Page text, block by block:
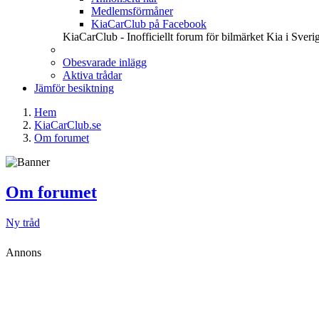
Medlemsförmåner
KiaCarClub på Facebook
KiaCarClub - Inofficiellt forum för bilmärket Kia i
Obesvarade inlägg
Aktiva trådar
Jämför besiktning
Hem
KiaCarClub.se
Om forumet
Om forumet
Ny tråd
Annons